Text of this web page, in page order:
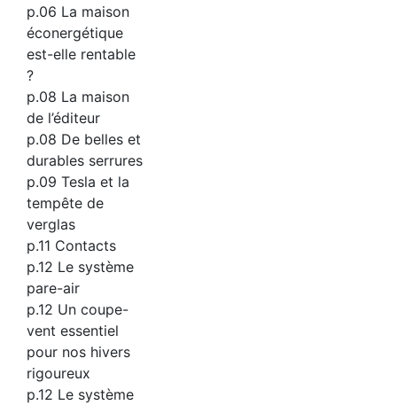
p.06 La maison
éconergétique
est-elle rentable
?
p.08 La maison
de l’éditeur
p.08 De belles et
durables serrures
p.09 Tesla et la
tempête de
verglas
p.11 Contacts
p.12 Le système
pare-air
p.12 Un coupe-
vent essentiel
pour nos hivers
rigoureux
p.12 Le système